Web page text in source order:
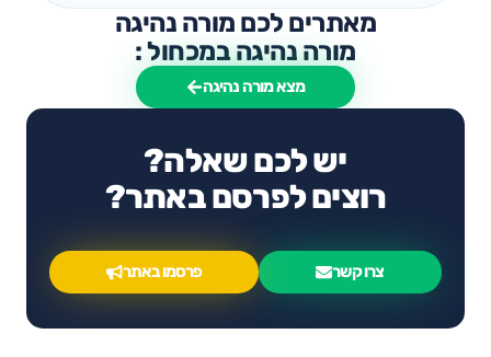
מאתרים לכם מורה נהיגה
מורה נהיגה במכחול :
מצא מורה נהיגה
יש לכם שאלה?
רוצים לפרסם באתר?
צרו קשר פרסמו באתר